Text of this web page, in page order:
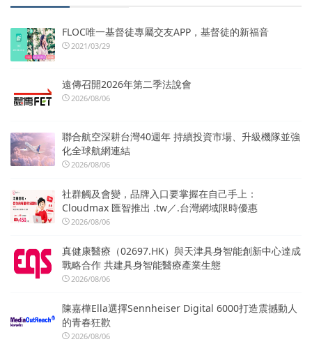
FLOC唯一基督徒專屬交友APP，基督徒的新福音
2021/03/29
遠傳召開2026年第二季法說會
2026/08/06
聯合航空深耕台灣40週年 持續投資市場、升級機隊並強
化全球航網連結
2026/08/06
社群觸及會變，品牌入口要掌握在自己手上：
Cloudmax 匯智推出 .tw／.台灣網域限時優惠
2026/08/06
真健康醫療（02697.HK）與天津具身智能創新中心達成
戰略合作 共建具身智能醫療產業生態
2026/08/06
陳嘉樺Ella選擇Sennheiser Digital 6000打造震撼動人
的青春狂歡
2026/08/06